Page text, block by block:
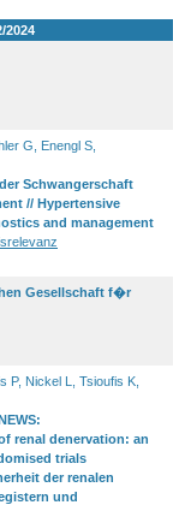
2024
G, Enengl S,
Schwangerschaft
// Hypertensive
and management
Gesellschaft f�r
P, Nickel L, Tsioufis K,
renal denervation: an
trials
der renalen
und